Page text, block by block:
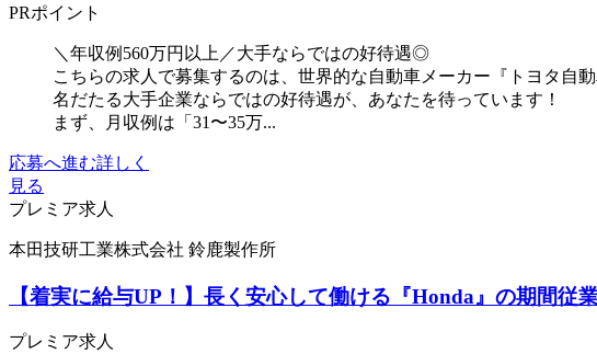
PRポイント
＼年収例560万円以上／大手ならではの好待遇◎
こちらの求人で募集するのは、世界的な自動車メーカー『トヨタ自
名だたる大手企業ならではの好待遇が、あなたを待っています！
まず、月収例は「31〜35万...
応募へ進む詳しく
見る
プレミア求人
本田技研工業株式会社 鈴鹿製作所
【着実に給与UP！】長く安心して働ける『Honda』の期間
プレミア求人